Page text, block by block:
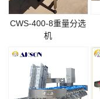
CWS-400-8重量分选
机